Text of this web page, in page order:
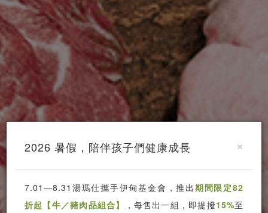
×
2026 暑假，陪伴孩子們健康成長
7.01—8.31湯瑪仕攜手伊甸基金會，推出 期間限定82
折起【牛／豬肉品組合】
，每售出一組，即提撥15%至